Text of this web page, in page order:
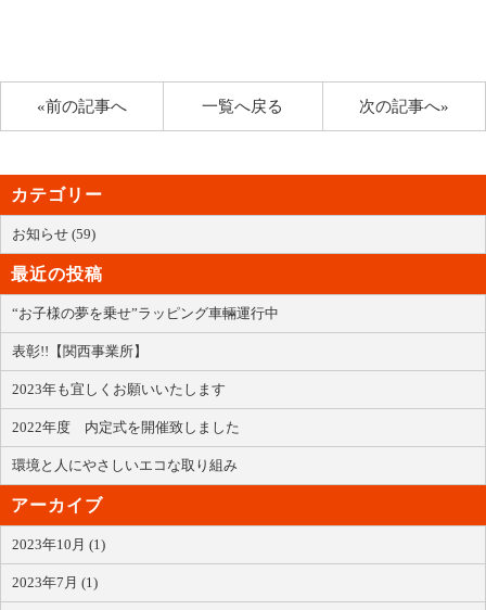
«前の記事へ 次の記事へ»
一覧へ戻る
カテゴリー
お知らせ (59)
最近の投稿
“お子様の夢を乗せ”ラッピング車輛運行中
表彰!!【関西事業所】
2023年も宜しくお願いいたします
2022年度 内定式を開催致しました
環境と人にやさしいエコな取り組み
アーカイブ
2023年10月 (1)
2023年7月 (1)